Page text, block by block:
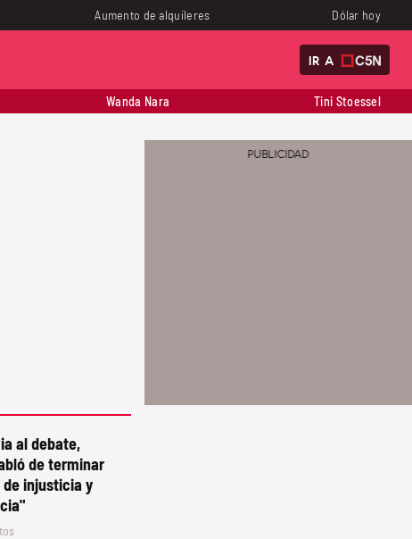
Aumento de alquileres Dólar hoy
IR A
Wanda Nara Tini Stoessel
al debate,
de terminar
de injusticia y